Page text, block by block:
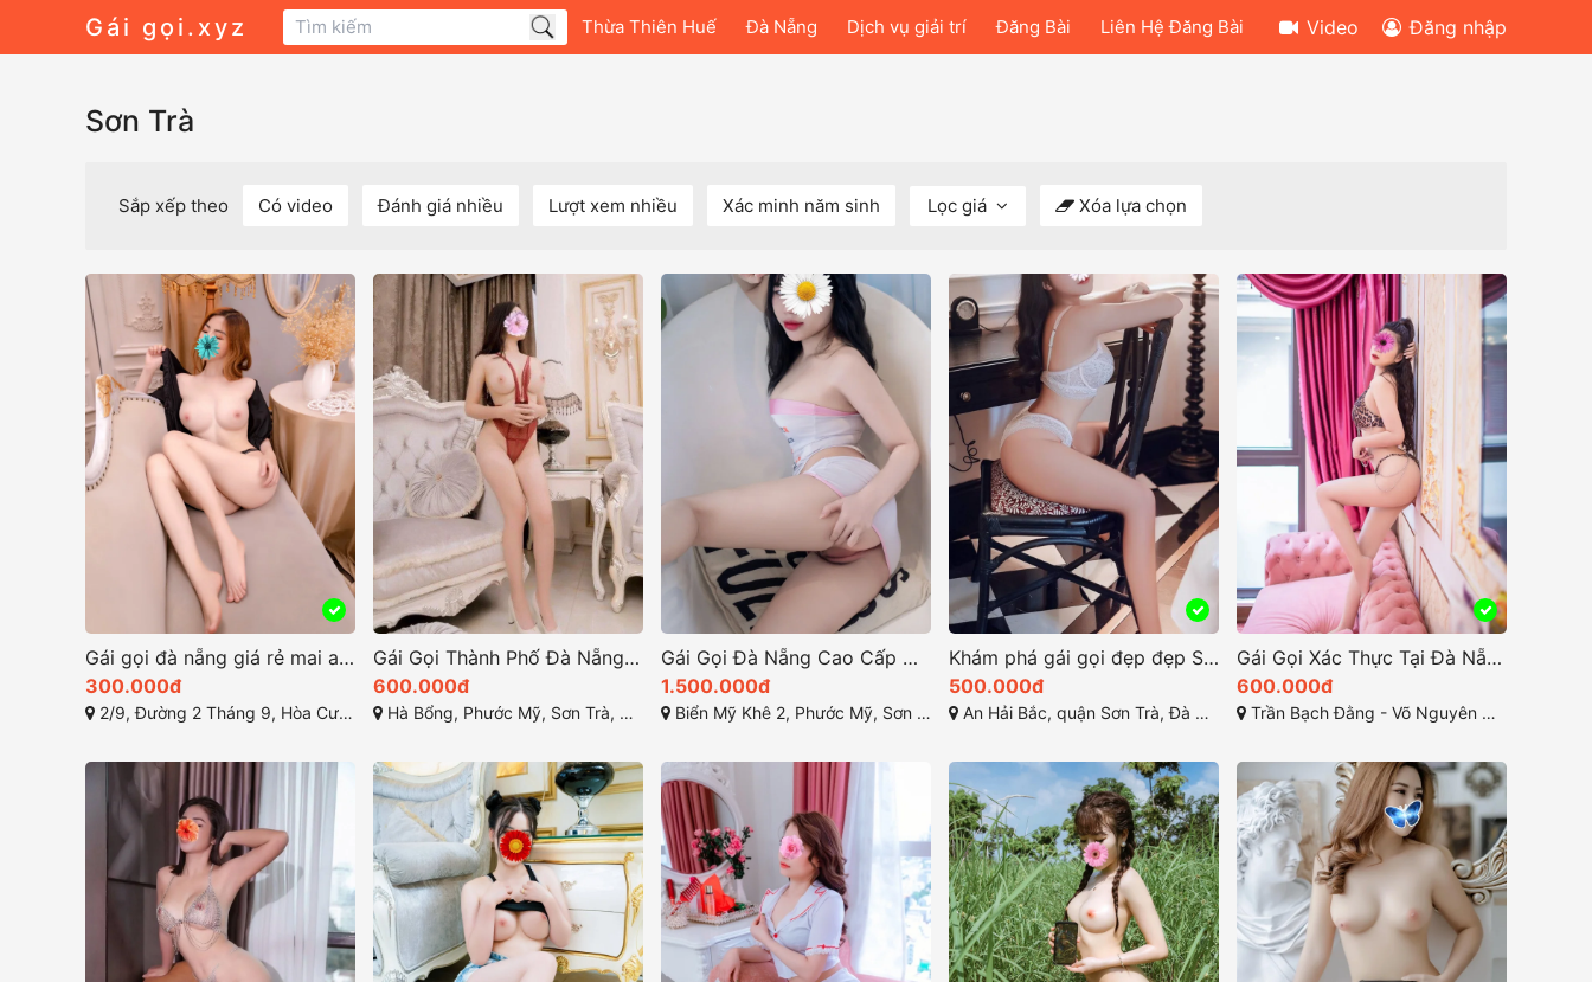
Gái gọi.xyz Thừa Thiên Huế Đà Nẵng Dịch vụ giải trí Đăng Bài Liên Hệ Đăng Bài Video Đăng nhập
Sơn Trà
Sắp xếp theo Có video Đánh giá nhiều Lượt xem nhiều Xác minh năm sinh Lọc giá Xóa lựa chọn
Gái gọi đà nẵng giá rẻ mai anh 2k1 hot teen
300.000đ
2/9, Đường 2 Tháng 9, Hòa Cường, Hòa Cường Bắc, Hải Châu, Đà Nẵng
Gái Gọi Thành Phố Đà Nẵng: Tất Tần Tật Về Kỹ Nữ Đẹp
600.000đ
Hà Bổng, Phước Mỹ, Sơn Trà, Đà Nẵng
Gái Gọi Đà Nẵng Cao Cấp Hồng Nhung: Sự Quyến Rũ Trong Từng Chi Tiết
1.500.000đ
Biển Mỹ Khê 2, Phước Mỹ, Sơn Trà, Đà Nẵng
Khám phá gái gọi đẹp đẹp Sơn Trà, Đà Nẵng
500.000đ
An Hải Bắc, quận Sơn Trà, Đà Nẵng
Gái Gọi Xác Thực Tại Đà Nẵng: Trải Nghiệm Đặc Biệt Không Thể Bỏ Lỡ!
600.000đ
Trần Bạch Đằng - Võ Nguyên Giáp - Nguyễn Văn Thoại